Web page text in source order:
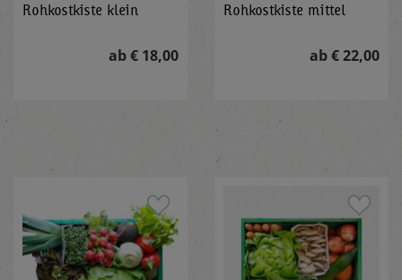
Rohkostkiste klein
ab € 18,00
Rohkostkiste mittel
ab € 22,00